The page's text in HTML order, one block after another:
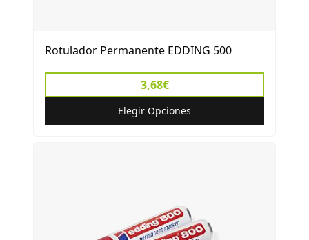
Rotulador Permanente EDDING 500
3,68€
Elegir Opciones